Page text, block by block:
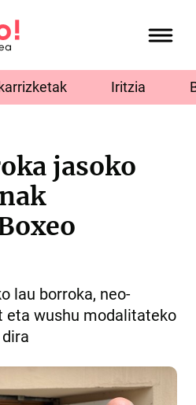
Iritzia
jasoko
lau borroka, neo-
eta wushu modalitateko